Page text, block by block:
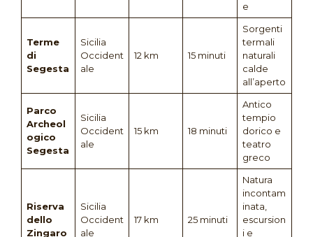
e
Terme
di
Segesta
Sicilia
Occident
ale
12 km 15 minuti
Sorgenti
termali
naturali
calde
all’aperto
Parco
Archeol
ogico
Segesta
Sicilia
Occident
ale
15 km 18 minuti
Antico
tempio
dorico e
teatro
greco
Riserva
dello
Zingaro
Sicilia
Occident
ale
17 km 25 minuti
Natura
incontam
inata,
escursion
i e